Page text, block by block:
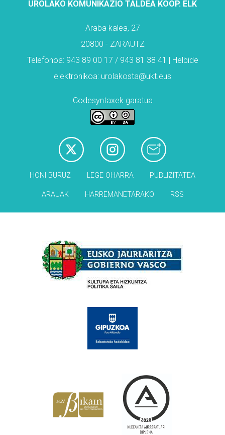
UROLAKO KOMUNIKAZIO TALDEA KOOP. ELK
Araba kalea, 27
20800 - ZARAUTZ
Telefonoa: 943 89 00 17 / 943 81 38 41 | Helbide
elektronikoa: urolakosta@ukt.eus
Codesyntaxek garatua
HONI BURUZ LEGE OHARRA PUBLIZITATEA
ARAUAK HARREMANETARAKO RSS